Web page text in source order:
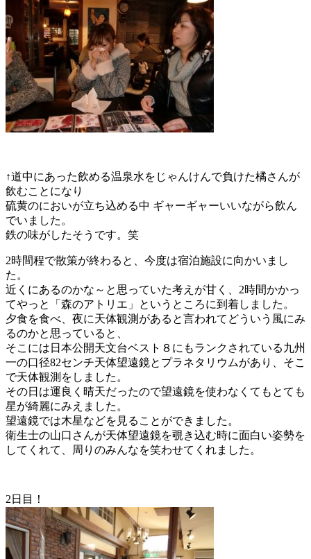
↑道中にあった飲める温泉水をじゃんけんで負けた橘さんが
飲むことになり
硫黄のにおいが立ち込める中 ギャーギャーいいながら飲ん
でいました。
鉄の味がしたそうです。笑
2時間程で散策が終わると、今度は宿泊施設に向かいまし
た。
近くにあるのかな～と思っていた考えが甘く、 2時間かかっ
てやっと「森のアトリエ」というところに到着しました。
夕食を食べ、夜に天体観測があると言われてどういう風にみ
るのかと思っていると、
そこには日本公開天文台ベスト８にもランクされている九州
一の口径82センチ天体望遠鏡とプラネタリウムがあり、そこ
で天体観測をしました。
その日は運良く晴天だったので望遠鏡を使わなくてもとても
星が綺麗にみえました。
望遠鏡では木星などを見ることができました。
衛生士の山口さんが天体望遠鏡を覗き込む時に面白い姿勢を
してくれて、周りのみんなを笑わせてくれました。
2日目！